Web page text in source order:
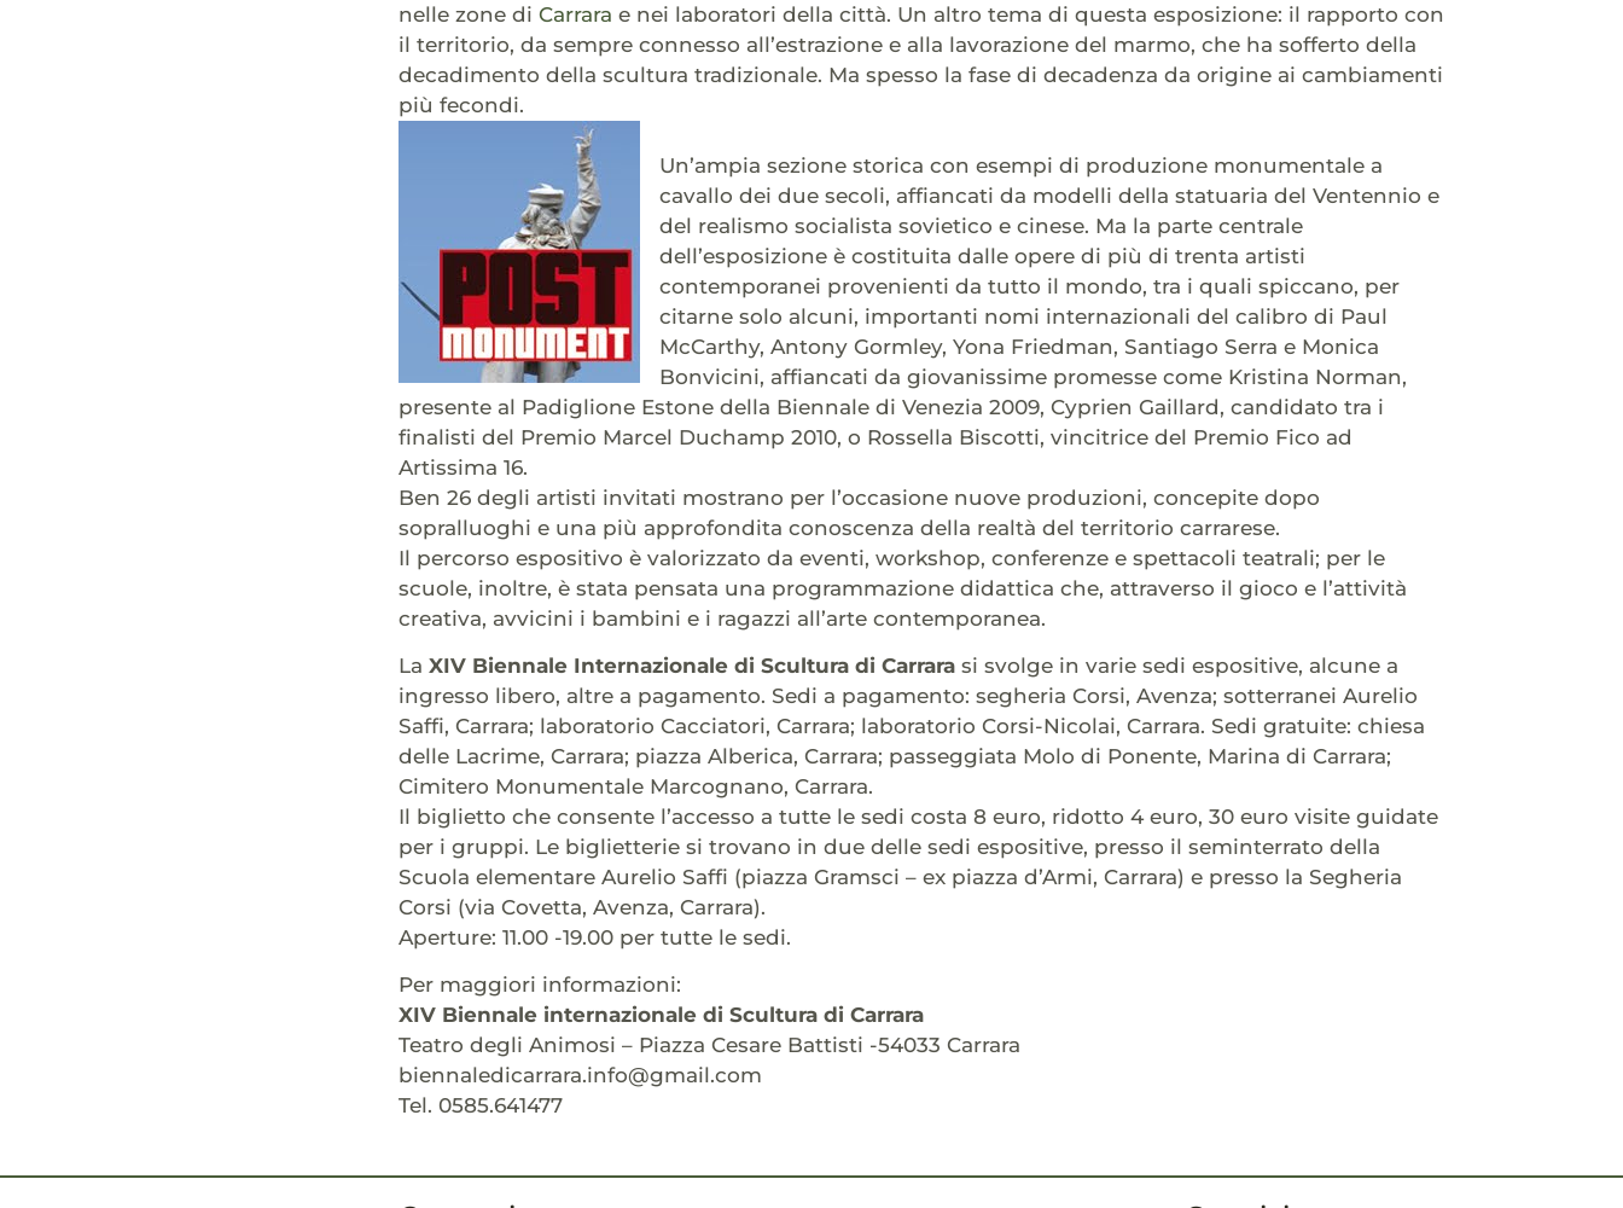
nelle zone di Carrara e nei laboratori della città. Un altro tema di questa esposizione: il rapporto con
il territorio, da sempre connesso all’estrazione e alla lavorazione del marmo, che ha sofferto della
decadimento della scultura tradizionale. Ma spesso la fase di decadenza da origine ai cambiamenti
più fecondi.
Un’ampia sezione storica con esempi di produzione monumentale a
cavallo dei due secoli, affiancati da modelli della statuaria del Ventennio e
del realismo socialista sovietico e cinese. Ma la parte centrale
dell’esposizione è costituita dalle opere di più di trenta artisti
contemporanei provenienti da tutto il mondo, tra i quali spiccano, per
citarne solo alcuni, importanti nomi internazionali del calibro di Paul
McCarthy, Antony Gormley, Yona Friedman, Santiago Serra e Monica
Bonvicini, affiancati da giovanissime promesse come Kristina Norman,
presente al Padiglione Estone della Biennale di Venezia 2009, Cyprien Gaillard, candidato tra i
finalisti del Premio Marcel Duchamp 2010, o Rossella Biscotti, vincitrice del Premio Fico ad
Artissima 16.
Ben 26 degli artisti invitati mostrano per l’occasione nuove produzioni, concepite dopo
sopralluoghi e una più approfondita conoscenza della realtà del territorio carrarese.
Il percorso espositivo è valorizzato da eventi, workshop, conferenze e spettacoli teatrali; per le
scuole, inoltre, è stata pensata una programmazione didattica che, attraverso il gioco e l’attività
creativa, avvicini i bambini e i ragazzi all’arte contemporanea.
La XIV Biennale Internazionale di Scultura di Carrara si svolge in varie sedi espositive, alcune a
ingresso libero, altre a pagamento. Sedi a pagamento: segheria Corsi, Avenza; sotterranei Aurelio
Saffi, Carrara; laboratorio Cacciatori, Carrara; laboratorio Corsi-Nicolai, Carrara. Sedi gratuite: chiesa
delle Lacrime, Carrara; piazza Alberica, Carrara; passeggiata Molo di Ponente, Marina di Carrara;
Cimitero Monumentale Marcognano, Carrara.
Il biglietto che consente l’accesso a tutte le sedi costa 8 euro, ridotto 4 euro, 30 euro visite guidate
per i gruppi. Le biglietterie si trovano in due delle sedi espositive, presso il seminterrato della
Scuola elementare Aurelio Saffi (piazza Gramsci – ex piazza d’Armi, Carrara) e presso la Segheria
Corsi (via Covetta, Avenza, Carrara).
Aperture: 11.00 -19.00 per tutte le sedi.
Per maggiori informazioni:
XIV Biennale internazionale di Scultura di Carrara
Teatro degli Animosi – Piazza Cesare Battisti -54033 Carrara
biennaledicarrara.info@gmail.com
Tel. 0585.641477